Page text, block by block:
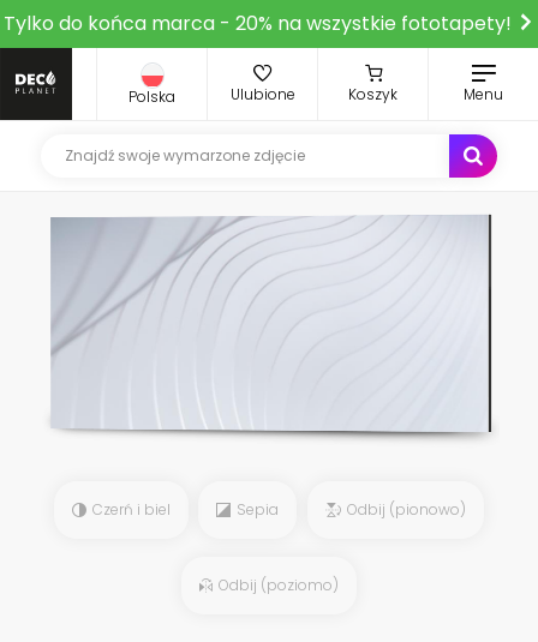
Tylko do końca marca - 20% na wszystkie fototapety!
Polska Ulubione Koszyk Menu
Czerń i biel Sepia Odbij (pionowo)
Odbij (poziomo)